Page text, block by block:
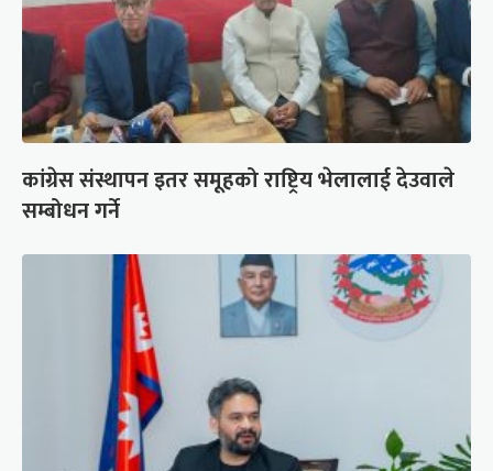
कांग्रेस संस्थापन इतर समूहको राष्ट्रिय भेलालाई देउवाले
सम्बोधन गर्ने